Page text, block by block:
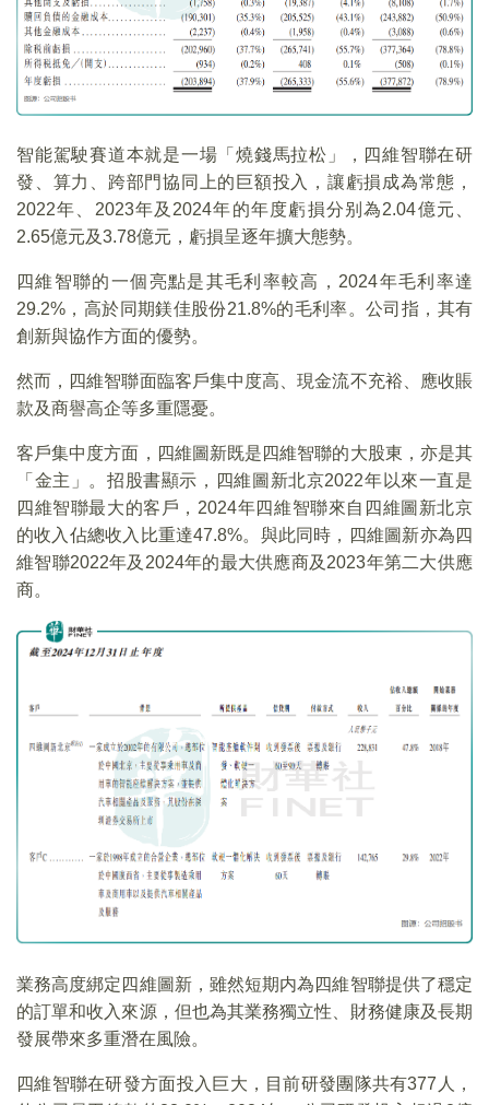
智能駕駛賽道本就是一場「燒錢馬拉松」，四維智聯在研
發、算力、跨部門協同上的巨額投入，讓虧損成為常態，
2022年、2023年及2024年的年度虧損分别為2.04億元、
2.65億元及3.78億元，虧損呈逐年擴大態勢。
四維智聯的一個亮點是其毛利率較高，2024年毛利率達
29.2%，高於同期鎂佳股份21.8%的毛利率。公司指，其有
創新與協作方面的優勢。
然而，四維智聯面臨客戶集中度高、現金流不充裕、應收賬
款及商譽高企等多重隱憂。
客戶集中度方面，四維圖新既是四維智聯的大股東，亦是其
「金主」。招股書顯示，四維圖新北京2022年以來一直是
四維智聯最大的客戶，2024年四維智聯來自四維圖新北京
的收入佔總收入比重達47.8%。與此同時，四維圖新亦為四
維智聯2022年及2024年的最大供應商及2023年第二大供應
商。
業務高度綁定四維圖新，雖然短期内為四維智聯提供了穩定
的訂單和收入來源，但也為其業務獨立性、財務健康及長期
發展帶來多重潛在風險。
四維智聯在研發方面投入巨大，目前研發團隊共有377人，